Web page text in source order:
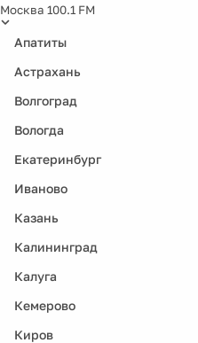
Москва 100.1 FM
Апатиты
Астрахань
Волгоград
Вологда
Екатеринбург
Иваново
Казань
Калининград
Калуга
Кемерово
Киров